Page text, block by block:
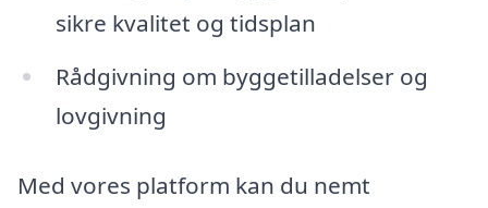
sikre kvalitet og tidsplan
Rådgivning om byggetilladelser og
lovgivning
Med vores platform kan du nemt